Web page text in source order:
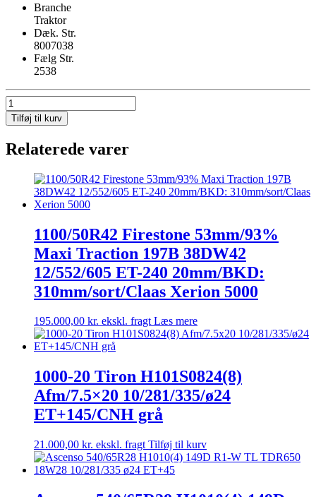
Branche
Traktor
Dæk. Str.
8007038
Fælg Str.
2538
800/70R38
173A8
+750/65R26
VF
Tilføj til kurv
Relaterede varer
1100/50R42 Firestone 53mm/93%
Maxi Traction 197B 38DW42
12/552/605 ET-240 20mm/BKD:
310mm/sort/Claas Xerion 5000
195.000,00 kr. ekskl. fragt Læs mere
1000-20 Tiron H101S0824(8)
Afm/7.5×20 10/281/335/ø24
ET+145/CNH grå
21.000,00 kr. ekskl. fragt Tilføj til kurv